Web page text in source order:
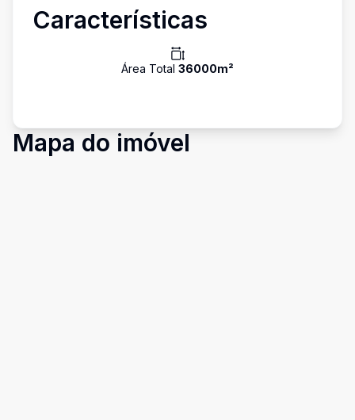
Características
Área Total 36000m²
Mapa do imóvel